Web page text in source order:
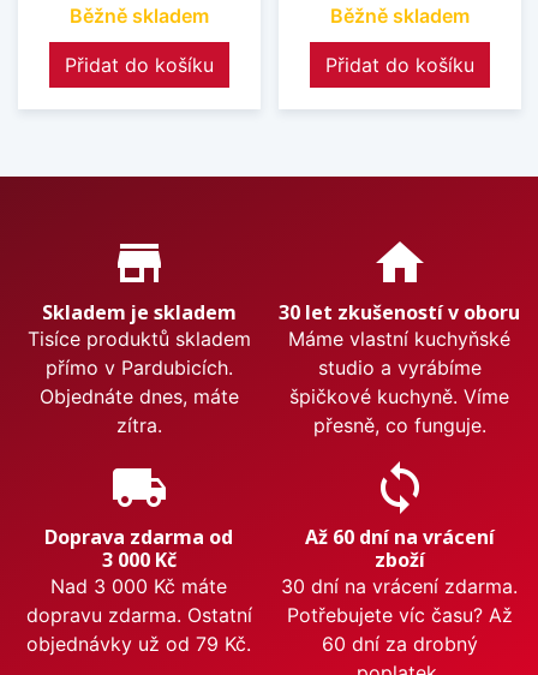
Běžně skladem
Přidat do košíku
Běžně skladem
Přidat do košíku
Proč nakupovat u nás?
store_mall_directory
Skladem je skladem
Tisíce produktů skladem
přímo v Pardubicích.
Objednáte dnes, máte
zítra.
home
30 let zkušeností v oboru
Máme vlastní kuchyňské
studio a vyrábíme
špičkové kuchyně. Víme
přesně, co funguje.
local_shipping
Doprava zdarma od
3 000 Kč
Nad 3 000 Kč máte
dopravu zdarma. Ostatní
objednávky už od 79 Kč.
sync
Až 60 dní na vrácení
zboží
30 dní na vrácení zdarma.
Potřebujete víc času? Až
60 dní za drobný